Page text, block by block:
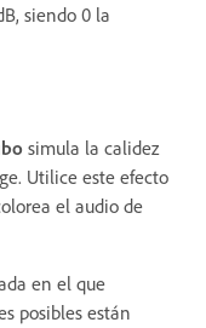
siendo 0 la
simula la calidez
Utilice este efecto
el audio de
en el que
posibles están